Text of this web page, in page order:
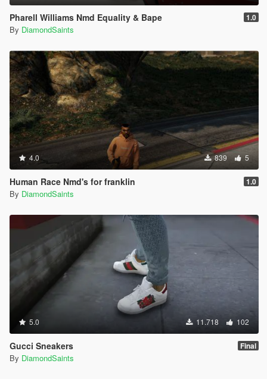
Pharell Williams Nmd Equality & Bape 1.0
By DiamondSaints
4.0 839 5
Human Race Nmd's for franklin 1.0
By DiamondSaints
5.0 11.718 102
Gucci Sneakers Final
By DiamondSaints